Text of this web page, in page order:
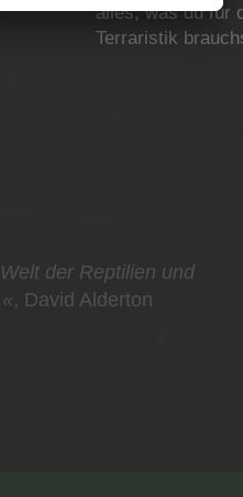
alles, was du für
Terraristik
der Reptilien und
, David Alderton